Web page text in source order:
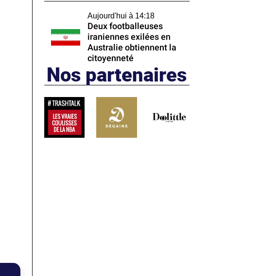
Aujourd'hui à 14:18
Deux footballeuses
iraniennes exilées en
Australie obtiennent la
citoyenneté
Nos partenaires